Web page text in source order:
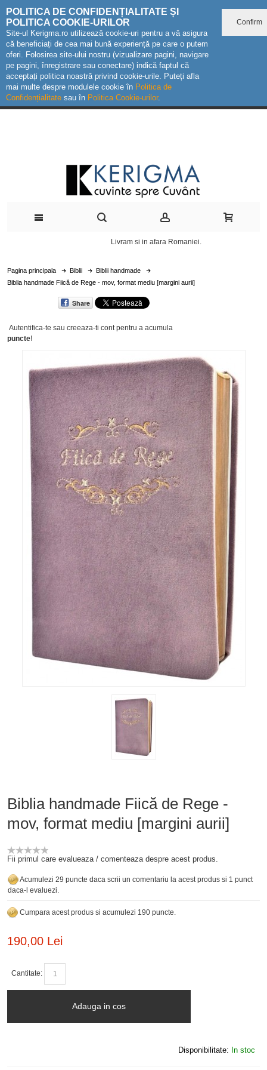
POLITICA DE CONFIDENȚIALITATE ȘI
POLITICA COOKIE-URILOR
Site-ul Kerigma.ro utilizează cookie-uri pentru a vă asigura
că beneficiați de cea mai bună experiență pe care o putem
oferi. Folosirea site-ului nostru (vizualizare pagini, navigare
pe pagini, înregistrare sau conectare) indică faptul că
acceptați politica noastră privind cookie-urile. Puteți afla
mai multe despre modulele cookie în Politica de
Confidențialitate sau în Politica Cookie-urilor.
Confirm
Livram si in afara Romaniei.
Pagina principala Biblii
Biblii handmade
Biblia handmade Fiică de Rege - mov, format mediu [margini aurii]
Share
Autentifica-te sau creeaza-ti contpentru a acumula
puncte!
Biblia handmade Fiică de Rege -
mov, format mediu [margini aurii]
Fii primul care evalueaza / comenteaza despre acest produs.
Acumulezi 29 puncte daca scrii un comentariu la acest produs si 1 punct
daca-l evaluezi.
Cumpara acest produs si acumulezi 190 puncte.
190,00 Lei
Cantitate:
Adauga in cos
Disponibilitate: In stoc